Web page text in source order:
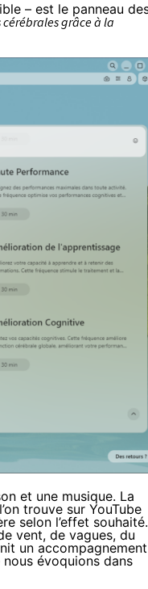
– est le panneau
grâce à la
et une musique. La
trouve sur YouTube
selon l’effet souhaité.
vent, de vagues, du
un accompagnement
évoquions dans